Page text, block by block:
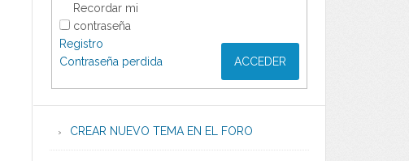
Recordar mi
contraseña
ACCEDER
Registro
Contraseña perdida
CREAR NUEVO TEMA EN EL FORO